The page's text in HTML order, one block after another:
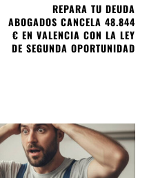
REPARA TU DEUDA
ABOGADOS CANCELA 48.844
€ EN VALENCIA CON LA LEY
DE SEGUNDA OPORTUNIDAD